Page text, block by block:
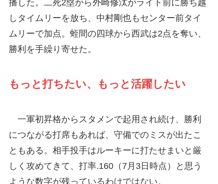
播した。二死2塁から外崎修汰がライト前に勝ち越
しタイムリーを放ち、中村剛也もセンター前タイ
ムリーで加点。蛭間の四球から西武は2点を奪い、
勝利を手繰り寄せた。
もっと打ちたい、もっと活躍したい
一軍初昇格からスタメンで起用され続け、勝利
につながる打席もあれば、守備でのミスが出たこ
ともある。相手投手はルーキーに打たせまいと厳
しく攻めてきて、打率.160（7月3日時点）と思う
ような数字が残っているわけではない。